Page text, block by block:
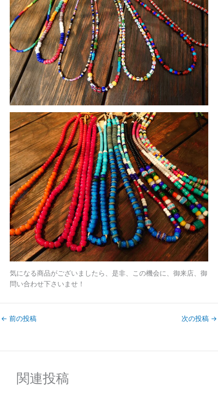
気になる商品がございましたら、是非、この機会に、御来店、御
問い合わせ下さいませ！
← 前の投稿 次の投稿 →
関連投稿